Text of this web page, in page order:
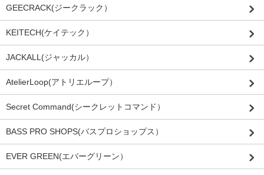
GEECRACK(ジークラック）
KEITECH(ケイテック）
JACKALL(ジャッカル）
AtelierLoop(アトリエループ）
Secret Command(シークレットコマンド）
BASS PRO SHOPS(バスプロショップス）
EVER GREEN(エバーグリーン）